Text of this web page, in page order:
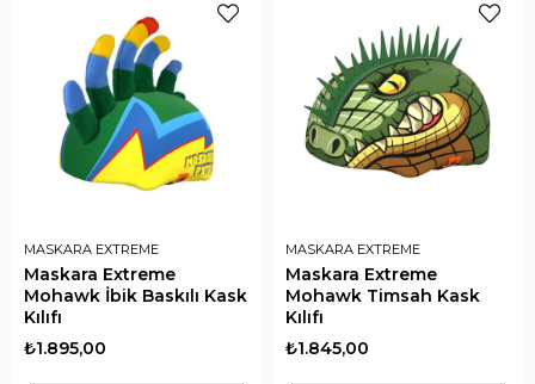
MASKARA EXTREME
Maskara Extreme
Mohawk İbik Baskılı Kask
Kılıfı
₺1.895,00
MASKARA EXTREME
Maskara Extreme
Mohawk Timsah Kask
Kılıfı
₺1.845,00